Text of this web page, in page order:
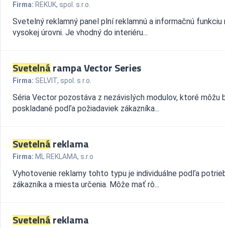
Firma: REKUK, spol. s.r.o.
Svetelný reklamný panel plní reklamnú a informačnú funkciu
vysokej úrovni. Je vhodný do interiéru...
Svetelnárampa Vector Series
Firma: SELVIT, spol. s r.o.
Séria Vector pozostáva z nezávislých modulov, ktoré môžu
poskladané podľa požiadaviek zákazníka...
Svetelnáreklama
Firma: ML REKLAMA, s.r.o
Vyhotovenie reklamy tohto typu je individuálne podľa
zákazníka a miesta určenia. Môže mať rô...
Svetelnáreklama